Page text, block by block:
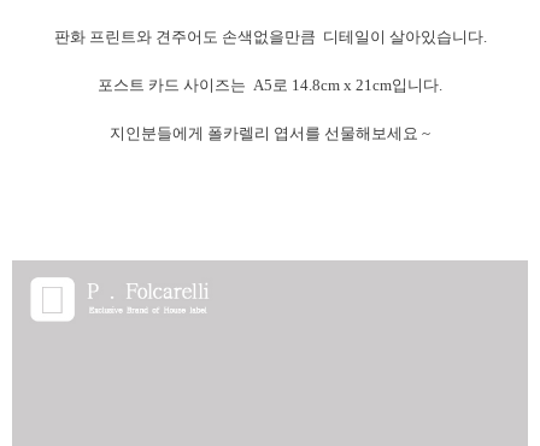
판화 프린트와 견주어도 손색없을만큼 디테일이 살아있습니다.
포스트 카드 사이즈는 A5로 14.8cm x 21cm입니다.
지인분들에게 폴카렐리 엽서를 선물해보세요 ~